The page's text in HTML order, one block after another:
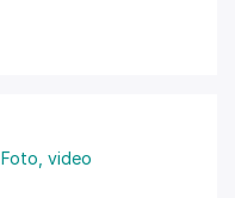
,Foto, video